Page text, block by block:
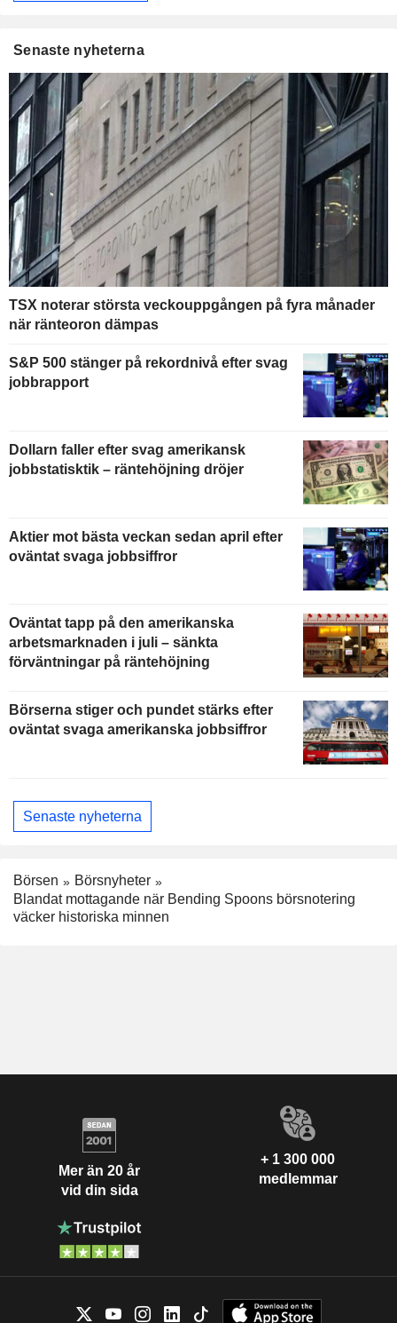
Senaste nyheterna
TSX noterar största veckouppgången på fyra månader
när ränteoron dämpas
S&P 500 stänger på rekordnivå efter svag
jobbrapport
Dollarn faller efter svag amerikansk
jobbstatisktik – räntehöjning dröjer
Aktier mot bästa veckan sedan april efter
oväntat svaga jobbsiffror
Oväntat tapp på den amerikanska
arbetsmarknaden i juli – sänkta
förväntningar på räntehöjning
Börserna stiger och pundet stärks efter
oväntat svaga amerikanska jobbsiffror
Senaste nyheterna
Börsen
Börsnyheter
Blandat mottagande när Bending Spoons börsnotering
väcker historiska minnen
Mer än 20 år
vid din sida
+ 1 300 000
medlemmar